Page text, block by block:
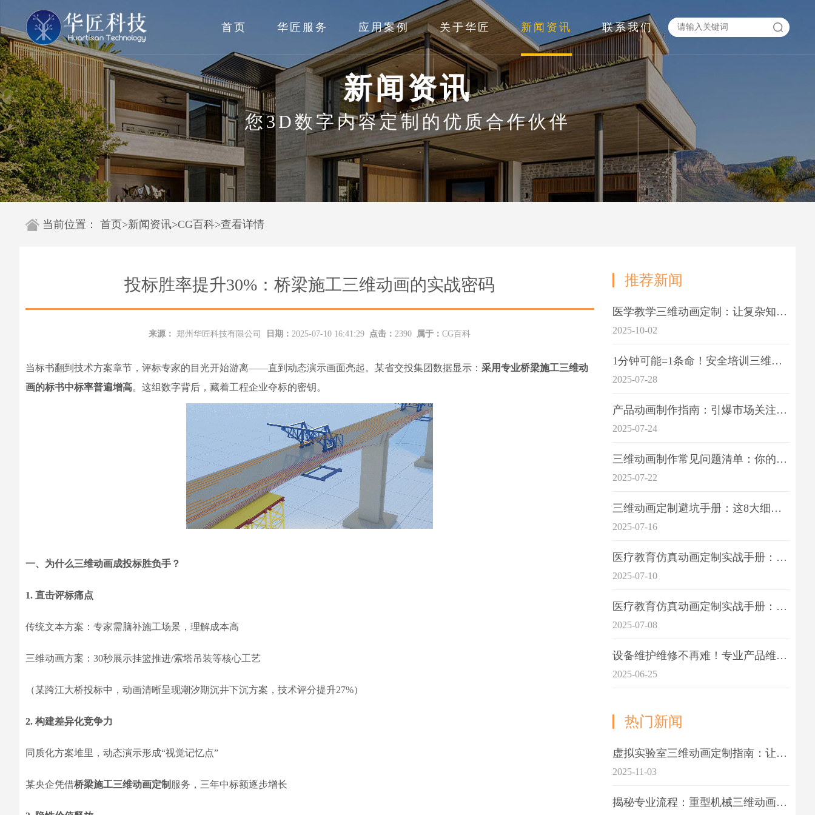
首页 华匠服务 应用案例 关于华匠 新闻资讯 联系我们
新闻资讯
您3D数字内容定制的优质合作伙伴
当前位置： 首页>新闻资讯>CG百科>查看详情
投标胜率提升30%：桥梁施工三维动画的实战密码
来源： 郑州华匠科技有限公司 日期：2025-07-10 16:41:29 点击：2390 属于：CG百科
当标书翻到技术方案章节，评标专家的目光开始游离——直到动态演示画面亮起。某省交投集团数据显示： 采用专业桥梁施工三维动
画的标书中标率普遍增高。这组数字背后，藏着工程企业夺标的密钥。
一、为什么三维动画成投标胜负手？
1. 直击评标痛点
传统文本方案：专家需脑补施工场景，理解成本高
三维动画方案：30秒展示挂篮推进/索塔吊装等核心工艺
（某跨江大桥投标中，动画清晰呈现潮汐期沉井下沉方案，技术评分提升27%）
2. 构建差异化竞争力
同质化方案堆里，动态演示形成“视觉记忆点”
某央企凭借桥梁施工三维动画定制 服务，三年中标额逐步增长
推荐新闻
医学教学三维动画定制：让复杂知识一目了
2025-10-02
1分钟可能=1条命！安全培训三维动画制作成本效益深度拆解
2025-07-28
产品动画制作指南：引爆市场关注的视觉引擎
2025-07-24
三维动画制作常见问题清单：你的项目是否踩中这6大技术雷区？
2025-07-22
三维动画定制避坑手册：这8大细节重点关注
2025-07-16
医疗教育仿真动画定制实战手册：击破传统医学教育7大痛点
2025-07-10
医疗教育仿真动画定制实战手册：解决传统教学的7大痛点
2025-07-08
设备维护维修不再难！专业产品维护三维动画演示定制指南
2025-06-25
热门新闻
虚拟实验室三维动画定制指南：让科学教学更生动
2025-11-03
揭秘专业流程：重型机械三维动画制作的5大关键步骤